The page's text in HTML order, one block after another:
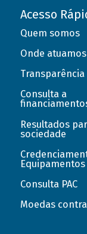
Acesso
Quem somos
Onde atuamos
Transparência
Consulta a
Resultados
sociedade
Equipamentos
Consulta PAC
Moedas